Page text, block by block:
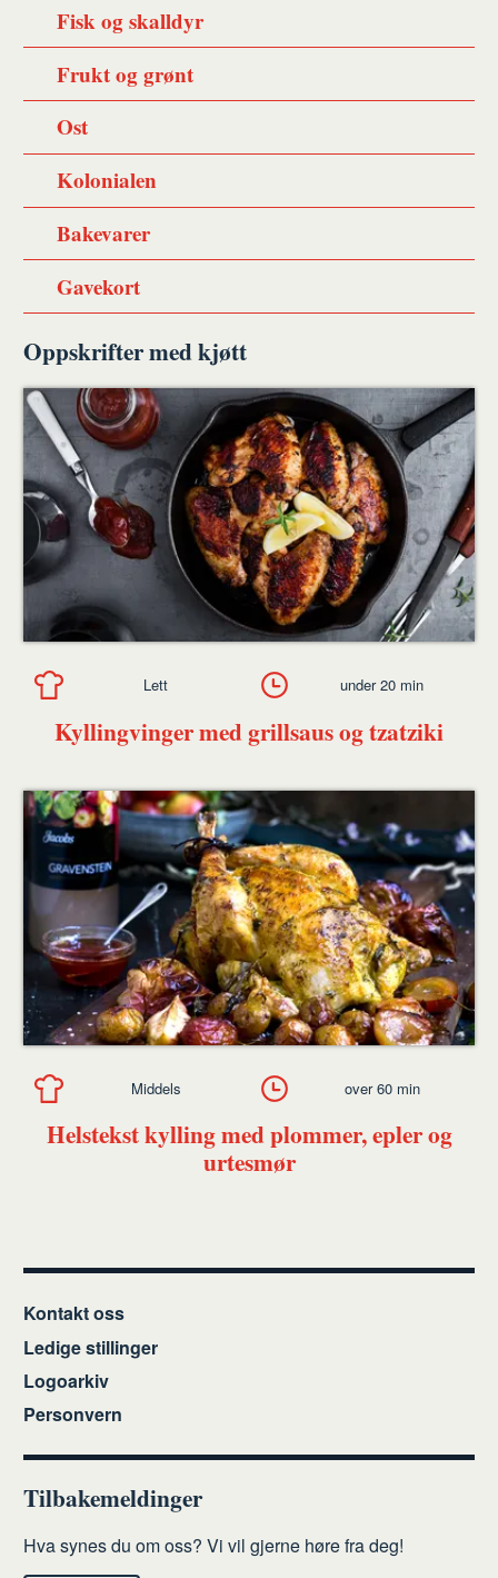
Fisk og skalldyr
Frukt og grønt
Ost
Kolonialen
Bakevarer
Gavekort
Oppskrifter med kjøtt
Kyllingvinger med grillsaus og tzatziki
Lett under 20 min
Helstekst kylling med plommer, epler og
urtesmør
Middels over 60 min
Kontakt oss
Ledige stillinger
Logoarkiv
Personvern
Tilbakemeldinger
Hva synes du om oss? Vi vil gjerne høre fra deg!